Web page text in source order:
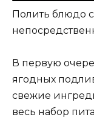
Полить блюдо
В первую
ягодных
свежие
весь набор